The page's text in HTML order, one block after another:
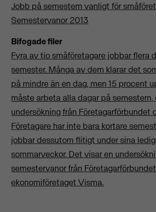
Jobb på semestern vanligt för
Semestervanor 2013
Bifogade filer
Fyra av tio småföretagare jobbar flera
semester. Många av dem klarar det
på mindre än en dag, men 15 procent
måste arbeta alla dagar på semestern,
undersökning från Företagarförbundet
Företagare har inte bara kortare
jobbar dessutom flitigt under sina
sommarveckor. Det visar en
semestervanor från
ekonomiföretaget Visma.